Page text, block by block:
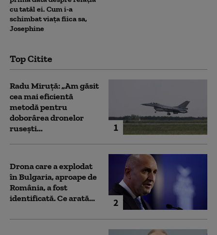
cu tatăl ei. Cum i-a
schimbat viața fiica sa,
Josephine
Top Citite
1
Radu Miruță: „Am găsit
cea mai eficientă
metodă pentru
doborârea dronelor
rusești...
2
Drona care a explodat
în Bulgaria, aproape de
România, a fost
identificată. Ce arată...